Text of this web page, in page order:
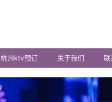
杭州ktv预订 关于我们 联